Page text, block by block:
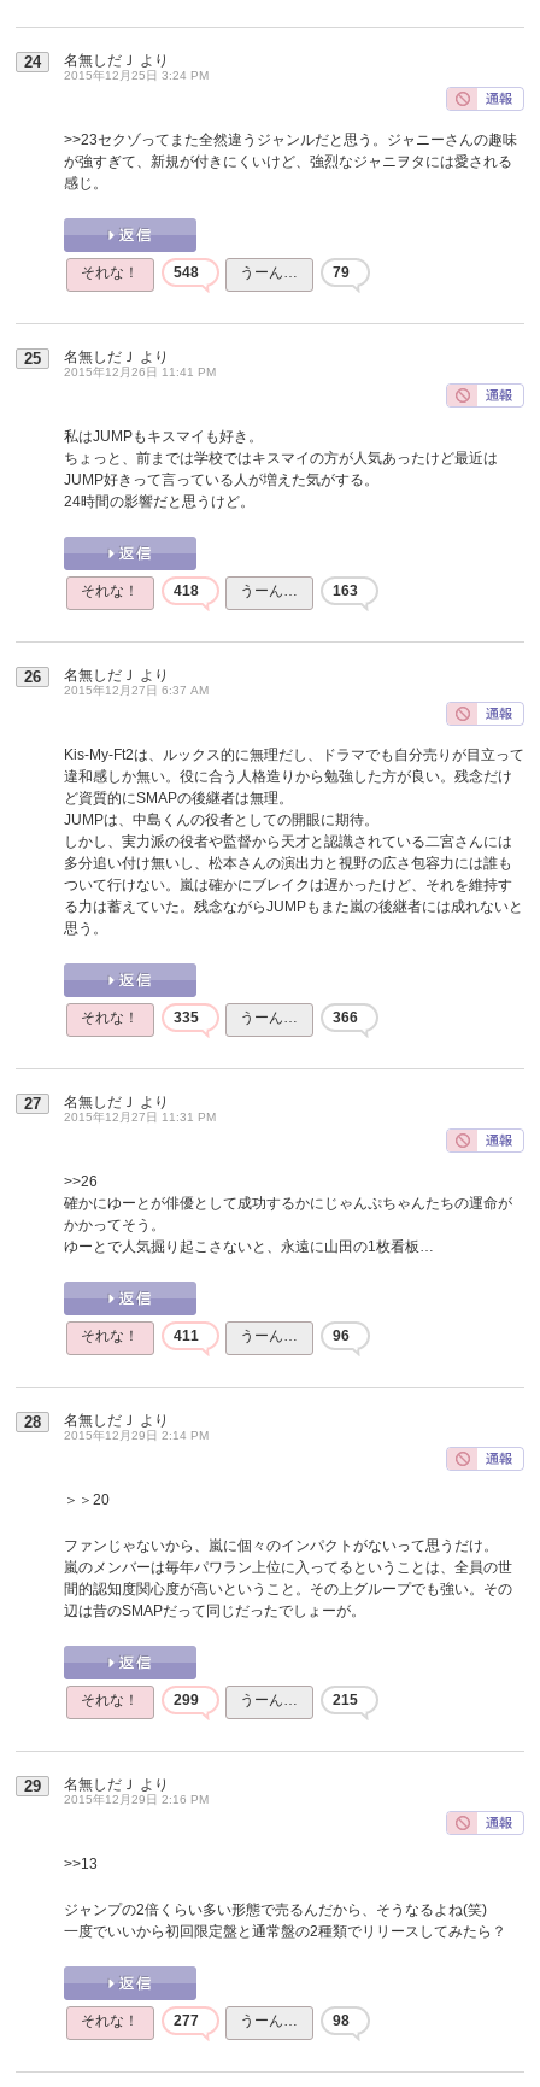
24 名無しだＪ より
2015年12月25日 3:24 PM
>>23セクゾってまた全然違うジャンルだと思う。ジャニーさんの趣味
が強すぎて、新規が付きにくいけど、強烈なジャニヲタには愛される
感じ。
それな！ 548 うーん… 79
25 名無しだＪ より
2015年12月26日 11:41 PM
私はJUMPもキスマイも好き。
ちょっと、前までは学校ではキスマイの方が人気あったけど最近は
JUMP好きって言っている人が増えた気がする。
24時間の影響だと思うけど。
それな！ 418 うーん… 163
26 名無しだＪ より
2015年12月27日 6:37 AM
Kis-My-Ft2は、ルックス的に無理だし、ドラマでも自分売りが目立って
違和感しか無い。役に合う人格造りから勉強した方が良い。残念だけ
ど資質的にSMAPの後継者は無理。
JUMPは、中島くんの役者としての開眼に期待。
しかし、実力派の役者や監督から天才と認識されている二宮さんには
多分追い付け無いし、松本さんの演出力と視野の広さ包容力には誰も
ついて行けない。嵐は確かにブレイクは遅かったけど、それを維持す
る力は蓄えていた。残念ながらJUMPもまた嵐の後継者には成れないと
思う。
それな！ 335 うーん… 366
27 名無しだＪ より
2015年12月27日 11:31 PM
>>26
確かにゆーとが俳優として成功するかにじゃんぷちゃんたちの運命が
かかってそう。
ゆーとで人気掘り起こさないと、永遠に山田の1枚看板…
それな！ 411 うーん… 96
28 名無しだＪ より
2015年12月29日 2:14 PM
＞＞20
ファンじゃないから、嵐に個々のインパクトがないって思うだけ。
嵐のメンバーは毎年パワラン上位に入ってるということは、全員の世
間的認知度関心度が高いということ。その上グループでも強い。その
辺は昔のSMAPだって同じだったでしょーが。
それな！ 299 うーん… 215
29 名無しだＪ より
2015年12月29日 2:16 PM
>>13
ジャンプの2倍くらい多い形態で売るんだから、そうなるよね(笑)
一度でいいから初回限定盤と通常盤の2種類でリリースしてみたら？
それな！ 277 うーん… 98